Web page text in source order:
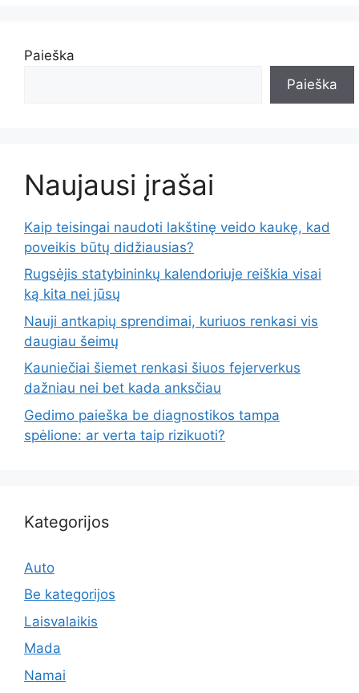
Paieška
Paieška
Naujausi įrašai
Kaip teisingai naudoti lakštinę veido kaukę, kad
poveikis būtų didžiausias?
Rugsėjis statybininkų kalendoriuje reiškia visai
ką kita nei jūsų
Nauji antkapių sprendimai, kuriuos renkasi vis
daugiau šeimų
Kauniečiai šiemet renkasi šiuos fejerverkus
dažniau nei bet kada anksčiau
Gedimo paieška be diagnostikos tampa
spėlione: ar verta taip rizikuoti?
Kategorijos
Auto
Be kategorijos
Laisvalaikis
Mada
Namai